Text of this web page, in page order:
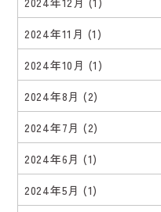
2024年11月 (1)
2024年10月 (1)
2024年8月 (2)
2024年7月 (2)
2024年6月 (1)
2024年5月 (1)